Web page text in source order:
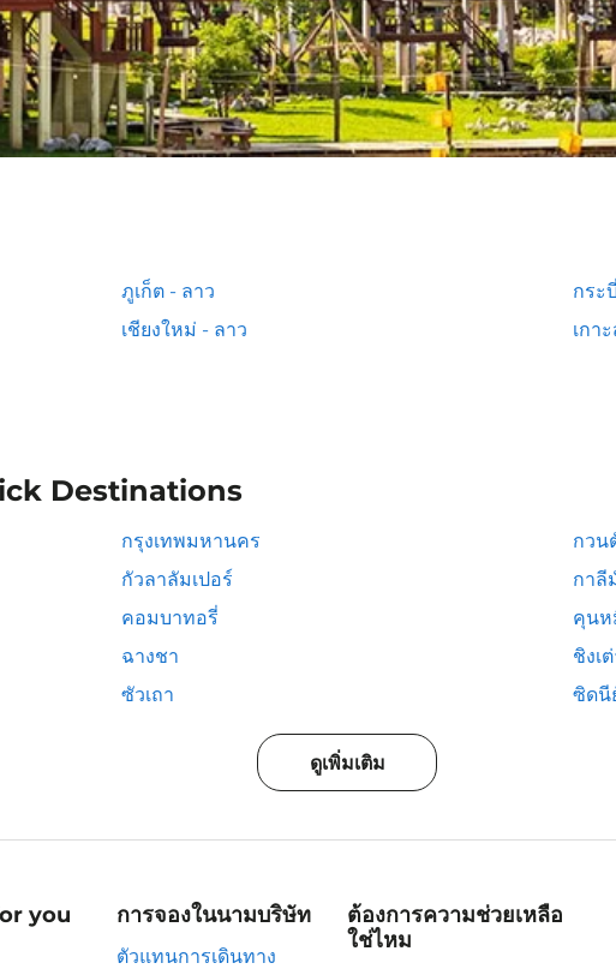
ภูเก็ต - ลาว
กระ
เชียงใหม่ - ลาว
เกา
Destinations
กรุงเทพมหานคร
กวน
กัวลาลัมเปอร์
กาลี
คอมบาทอรี่
คุนห
ฉางชา
ชิงเ
ซัวเถา ซิดนี
ดูเพิ่มเติม
you การจองในนามบริษัท
ตัวแทนการเดินทาง
ต้องการความช่วยเหลือ
ใช่ไหม